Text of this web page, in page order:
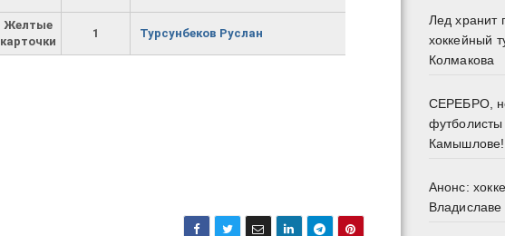
Желтые
карточки
1 Турсунбеков Руслан
Лед хранит
хоккейный
Колмакова
СЕРЕБРО,
Камышлове!
Анонс: